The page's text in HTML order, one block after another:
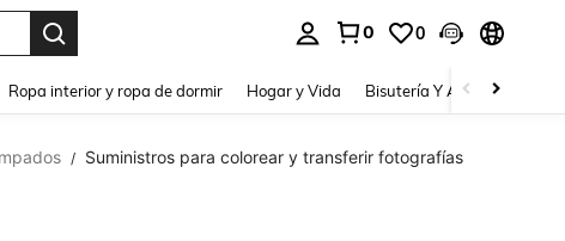
0 0
Ropa interior y ropa de dormir Hogar y Vida Bisutería Y Accesorios
/ Suministros para colorear y transferir fotografías